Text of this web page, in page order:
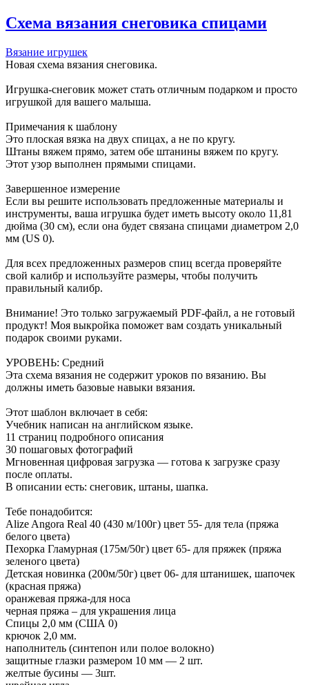
Схема вязания снеговика спицами
Вязание игрушек
Новая схема вязания снеговика.
Игрушка-снеговик может стать отличным подарком и просто
игрушкой для вашего малыша.
Примечания к шаблону
Это плоская вязка на двух спицах, а не по кругу.
Штаны вяжем прямо, затем обе штанины вяжем по кругу.
Этот узор выполнен прямыми спицами.
Завершенное измерение
Если вы решите использовать предложенные материалы и
инструменты, ваша игрушка будет иметь высоту около 11,81
дюйма (30 см), если она будет связана спицами диаметром 2,0
мм (US 0).
Для всех предложенных размеров спиц всегда проверяйте
свой калибр и используйте размеры, чтобы получить
правильный калибр.
Внимание! Это только загружаемый PDF-файл, а не готовый
продукт! Моя выкройка поможет вам создать уникальный
подарок своими руками.
УРОВЕНЬ: Средний
Эта схема вязания не содержит уроков по вязанию. Вы
должны иметь базовые навыки вязания.
Этот шаблон включает в себя:
Учебник написан на английском языке.
11 страниц подробного описания
30 пошаговых фотографий
Мгновенная цифровая загрузка — готова к загрузке сразу
после оплаты.
В описании есть: снеговик, штаны, шапка.
Тебе понадобится:
Alize Angora Real 40 (430 м/100г) цвет 55- для тела (пряжа
белого цвета)
Пехорка Гламурная (175м/50г) цвет 65- для пряжек (пряжа
зеленого цвета)
Детская новинка (200м/50г) цвет 06- для штанишек, шапочек
(красная пряжа)
оранжевая пряжа-для носа
черная пряжа – для украшения лица
Спицы 2,0 мм (США 0)
крючок 2,0 мм.
наполнитель (синтепон или полое волокно)
защитные глазки размером 10 мм — 2 шт.
желтые бусины — 3шт.